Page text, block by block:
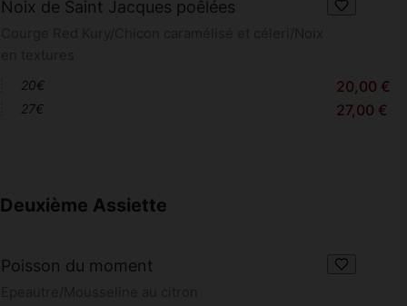
Noix de Saint Jacques poêlées
20€ 20,00 €
27€ 27,00 €
Deuxième Assiette
Poisson du moment